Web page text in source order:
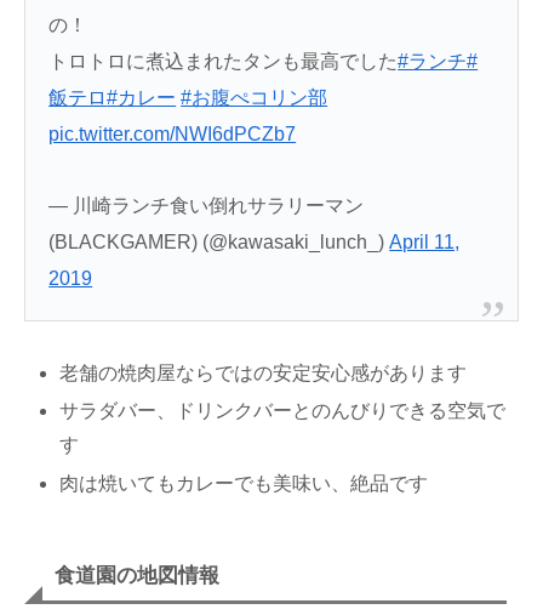
の！
トロトロに煮込まれたタンも最高でした#ランチ#
飯テロ#カレー #お腹ぺコリン部
pic.twitter.com/NWI6dPCZb7
— 川崎ランチ食い倒れサラリーマン
(BLACKGAMER) (@kawasaki_lunch_)April 11,
2019
老舗の焼肉屋ならではの安定安心感があります
サラダバー、ドリンクバーとのんびりできる空気で
す
肉は焼いてもカレーでも美味い、絶品です
食道園の地図情報